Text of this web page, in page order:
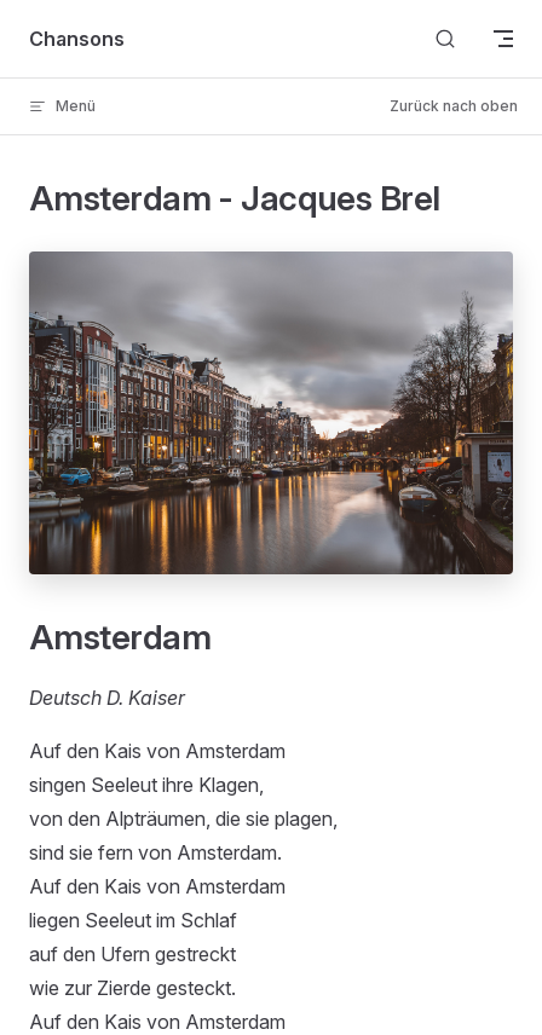
Skip to content
Chansons
Menü Zurück nach oben
Amsterdam - Jacques Brel
Amsterdam
Deutsch D. Kaiser
Auf den Kais von Amsterdam
singen Seeleut ihre Klagen,
von den Alpträumen, die sie plagen,
sind sie fern von Amsterdam.
Auf den Kais von Amsterdam
liegen Seeleut im Schlaf
auf den Ufern gestreckt
wie zur Zierde gesteckt.
Auf den Kais von Amsterdam